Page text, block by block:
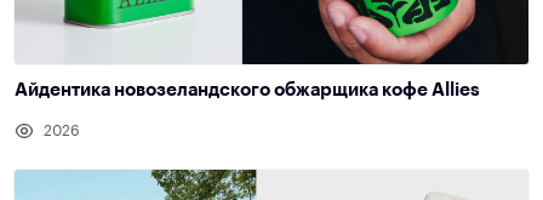
Айдентика новозеландского обжарщика кофе Allies
2026